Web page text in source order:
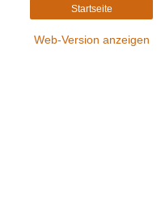
Startseite
Web-Version anzeigen